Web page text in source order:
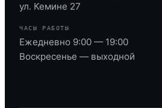
ул. Кемине 27
ЧАСЫ РАБОТЫ
Ежедневно 9:00 — 19:00
Воскресенье — выходной